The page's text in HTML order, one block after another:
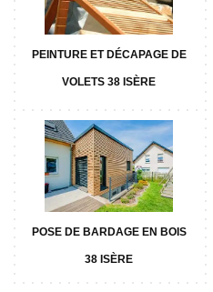
PEINTURE ET DÉCAPAGE DE
VOLETS 38 ISÈRE
POSE DE BARDAGE EN BOIS
38 ISÈRE